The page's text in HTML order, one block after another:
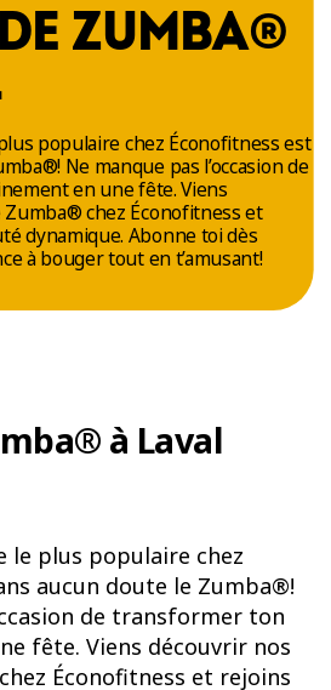
ZUMBA®
populaire chez Éconofitness est
Ne manque pas l’occasion de
en une fête. Viens
chez Éconofitness et
dynamique. Abonne toi dès
à bouger tout en t’amusant!
à Laval
le plus populaire chez
aucun doute le Zumba®!
de transformer ton
fête. Viens découvrir nos
Éconofitness et rejoins